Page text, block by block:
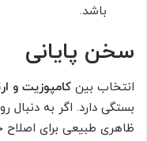
باشد.
سخن پایانی
انتخاب بین کامپوزیت و
بستگی دارد. اگر به
ظاهری طبیعی برای